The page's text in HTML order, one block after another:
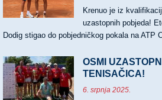
Krenuo je iz
uzastopnih pobjeda!
Dodig stigao do pobjedničkog pokala na ATP
OSMI
TENISAČICA!
6. srpnja 2025.